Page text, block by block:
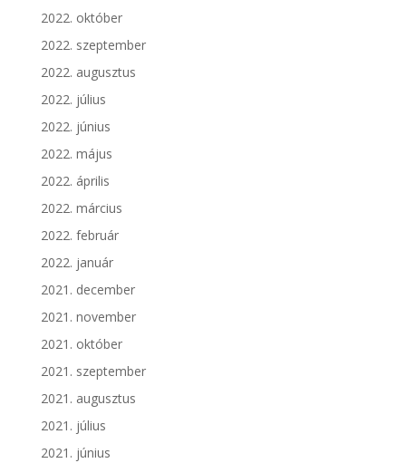
2022. október
2022. szeptember
2022. augusztus
2022. július
2022. június
2022. május
2022. április
2022. március
2022. február
2022. január
2021. december
2021. november
2021. október
2021. szeptember
2021. augusztus
2021. július
2021. június